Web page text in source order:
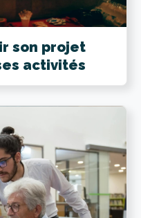
son projet
activités